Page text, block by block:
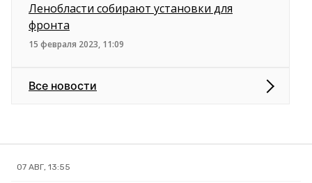
Ленобласти собирают установки для
фронта
15 февраля 2023, 11:09
Все новости
07 АВГ, 13:55